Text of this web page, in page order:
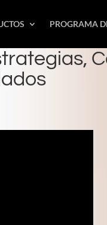
PROGRAMA